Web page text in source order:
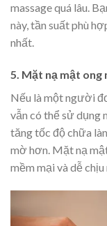
massage quá lâu.
này, tần suất phù
nhất.
5. Mặt nạ mật ong
Nếu là một người
vẫn có thể sử dụng
tăng tốc độ chữa
mờ hơn. Mặt nạ
mềm mại và dễ